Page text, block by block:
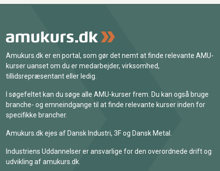
Amukurs.dk er en portal, som gør det nemt at finde relevante AMU-
kurser uanset om du er medarbejder, virksomhed,
tillidsrepræsentant eller ledig.
I søgefeltet kan du søge alle AMU-kurser frem. Du kan også bruge
branche- og emneindgange til at finde relevante kurser inden for
specifikke brancher.
Amukurs.dk ejes af Dansk Industri, 3F og Dansk Metal.
Industriens Uddannelser er ansvarlige for den overordnede drift og
udvikling af amukurs.dk.